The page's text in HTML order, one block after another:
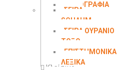
ΤΟΠΟΓΡΑΦΙΑ
ΣΕΙΡΑ
SCHAUM
ΣΕΙΡΑ ΟΥΡΑΝΙΟ
ΤΟΞΟ
ΕΠΙΣΤΗΜΟΝΙΚΑ
ΛΕΞΙΚΑ
Κλείσιμο